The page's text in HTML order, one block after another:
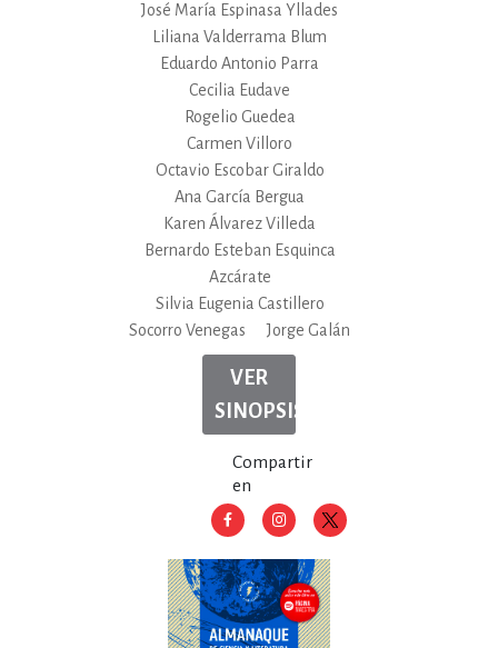
José María Espinasa Yllades
Liliana Valderrama Blum
Eduardo Antonio Parra
Cecilia Eudave
Rogelio Guedea
Carmen Villoro
Octavio Escobar Giraldo
Ana García Bergua
Karen Álvarez Villeda
Bernardo Esteban Esquinca
Azcárate
Silvia Eugenia Castillero
Socorro Venegas
Jorge Galán
VER
SINOPSIS
Compartir
en